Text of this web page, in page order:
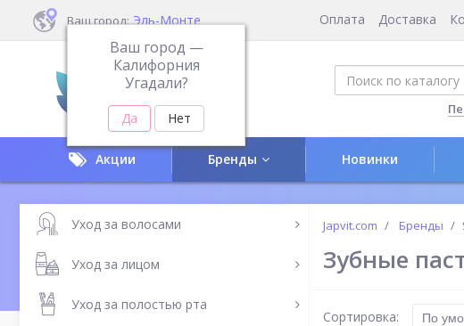
Ваш город: Эль-Монте
Ваш город —
Калифорния
Угадали?
Оплата Доставка
Акции Бренды Новинки
Уход за волосами
Уход за лицом
Уход за полостью рта
Japvit.com Бренды
Зубные
Сортировка: По